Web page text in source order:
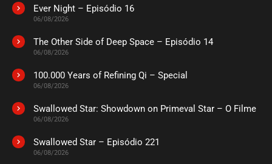
Ever Night – Episódio 16
06/08/2026
The Other Side of Deep Space – Episódio 14
06/08/2026
100.000 Years of Refining Qi – Special
06/08/2026
Swallowed Star: Showdown on Primeval Star – O Filme
06/08/2026
Swallowed Star – Episódio 221
06/08/2026